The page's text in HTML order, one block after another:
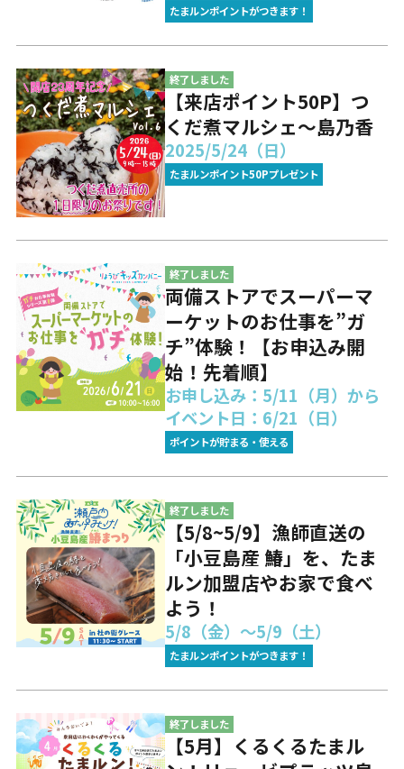
たまルンポイントがつきます！
終了しました
【来店ポイント50P】つ
くだ煮マルシェ～島乃香
2025/5/24（日）
たまルンポイント50Pプレゼント
終了しました
両備ストアでスーパーマ
ーケットのお仕事を”ガ
チ”体験！【お申込み開
始！先着順】
お申し込み：5/11（月）から
イベント日：6/21（日）
ポイントが貯まる・使える
終了しました
【5/8~5/9】漁師直送の
「小豆島産 鰆」を、たま
ルン加盟店やお家で食べ
よう！
5/8（金）～5/9（土）
たまルンポイントがつきます！
終了しました
【5月】くるくるたまル